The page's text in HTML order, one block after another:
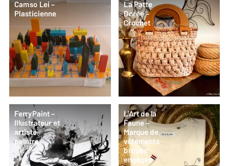
Camso Lei –
Plasticienne
La Patte
Dorée –
Crochet
FerryPaint –
Illustrateur et
artiste
peintre
L’Art de la
Faune –
Marque de
vêtements
brodés
engagée